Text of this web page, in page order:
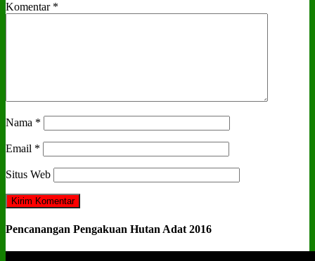
Komentar *
Nama *
Email *
Situs Web
Pencanangan Pengakuan Hutan Adat 2016